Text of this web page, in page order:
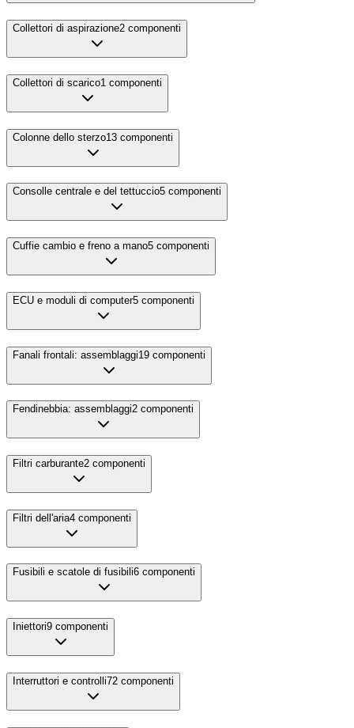
Collettori di aspirazione2 componenti
Collettori di scarico1 componenti
Colonne dello sterzo13 componenti
Consolle centrale e del tettuccio5 componenti
Cuffie cambio e freno a mano5 componenti
ECU e moduli di computer5 componenti
Fanali frontali: assemblaggi19 componenti
Fendinebbia: assemblaggi2 componenti
Filtri carburante2 componenti
Filtri dell'aria4 componenti
Fusibili e scatole di fusibili6 componenti
Iniettori9 componenti
Interruttori e controlli72 componenti